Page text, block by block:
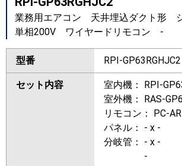
業務用エアコン 天井埋込ダクト形
単相200V ワイヤードリモコン -
型番 RPI-GP63RGHJC2
セット内容
室内機： RPI-
室外機： RAS-
リモコン： PC-
パネル： - x -
分岐管： - x -
-